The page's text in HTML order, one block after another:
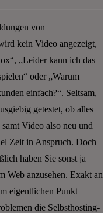
von
kein Video angezeigt,
„Leider kann ich das
oder „Warum
einfach?“. Seltsam,
getestet, ob alles
Video also neu und
Zeit in Anspruch. Doch
haben Sie sonst ja
Web anzusehen. Exakt an
eigentlichen Punkt
die Selbsthosting-